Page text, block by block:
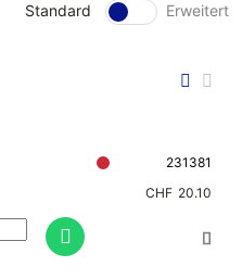
Standard Erweitert
231381
CHF 20.10